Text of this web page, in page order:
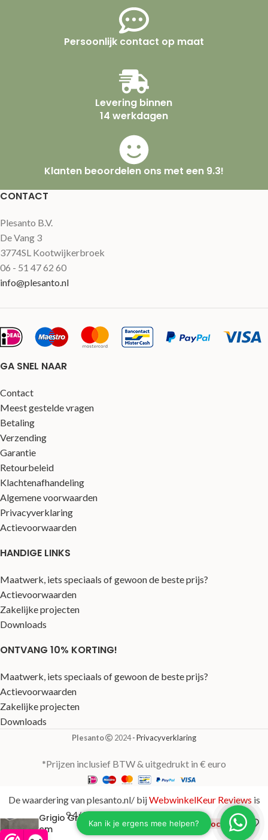
Persoonlijk contact op maat
Levering binnen
14 werkdagen
Klanten beoordelen ons met een 9.3!
CONTACT
Plesanto B.V.
De Vang 3
3774SL Kootwijkerbroek
06 - 51 47 62 60
info@plesanto.nl
GA SNEL NAAR
Contact
Meest gestelde vragen
Betaling
Verzending
Garantie
Retourbeleid
Klachtenafhandeling
Algemene voorwaarden
Privacyverklaring
Actievoorwaarden
HANDIGE LINKS
Maatwerk, iets speciaals of gewoon de beste prijs?
Actievoorwaarden
Zakelijke projecten
Downloads
ONTVANG 10% KORTING!
Maatwerk, iets speciaals of gewoon de beste prijs?
Actievoorwaarden
Zakelijke projecten
Downloads
Plesanto 2024- Privacyverklaring
*Prijzen inclusief BTW & uitgedrukt in € euro
Grigio Grijs 100x50x50
cm
€516,00 Uitverkocht
De waardering van plesanto.nl/ bijWebwinkelKeur Reviewsis
9.4/10 gebaseerd op 123 reviews.